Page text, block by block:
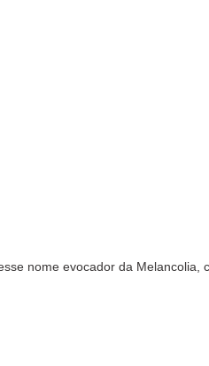
nome evocador da Melancolia,